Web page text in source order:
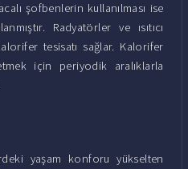
şofbenlerin kullanılması ise
Radyatörler ve ısıtıcı
tesisatı sağlar. Kalorifer
için periyodik aralıklarla
yaşam konforu yükselten